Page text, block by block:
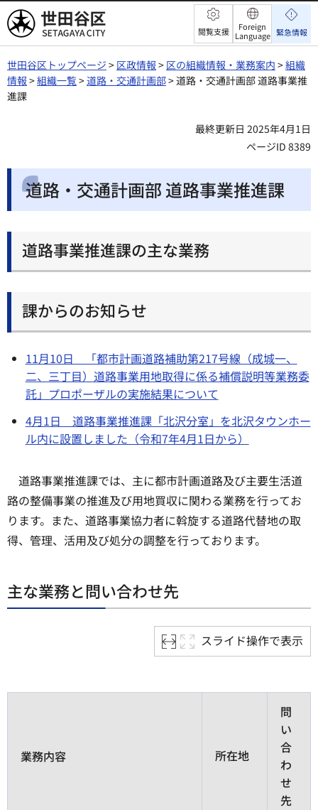
世田谷区 閲覧支援
Foreign
Language 緊急情報
世田谷区トップページ > 区政情報 > 区の組織情報・業務案内 >組織
情報 >組織一覧>道路・交通計画部> 道路・交通計画部 道路事業推
進課
最終更新日 2025年4月1日
ページID 8389
道路・交通計画部 道路事業推進課
道路事業推進課の主な業務
課からのお知らせ
11月10日 「都市計画道路補助第217号線（成城一、
二、三丁目）道路事業用地取得に係る補償説明等業務委
託」プロポーザルの実施結果について
4月1日 道路事業推進課「北沢分室」を北沢タウンホー
ル内に設置しました（令和7年4月1日から）
道路事業推進課では、主に都市計画道路及び主要生活道
路の整備事業の推進及び用地買収に関わる業務を行ってお
ります。また、道路事業協力者に斡旋する道路代替地の取
得、管理、活用及び処分の調整を行っております。
主な業務と問い合わせ先
スライド操作で表示
業務内容 所在地
問
い
合
わ
せ
先